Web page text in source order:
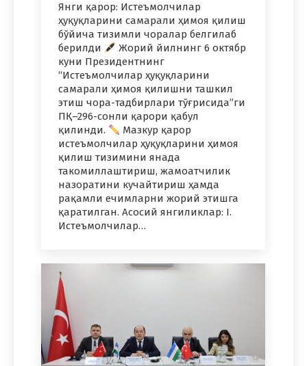
Янги қарор: Истеъмолчилар
ҳуқуқларини самарали ҳимоя қилиш
бўйича тизимли чоралар белгилаб
берилди
Жорий йилнинг 6 октябр
куни Президентнинг
“Истеъмолчилар ҳуқуқларини
самарали ҳимоя қилишни ташкил
этиш чора-тадбирлари тўғрисида”ги
ПҚ–296-сонли қарори қабул
қилинди.
Мазкур қарор
истеъмолчилар ҳуқуқларини ҳимоя
қилиш тизимини янада
такомиллаштириш, жамоатчилик
назоратини кучайтириш ҳамда
рақамли ечимларни жорий этишга
қаратилган. Асосий янгиликлар: I.
Истеъмолчилар…